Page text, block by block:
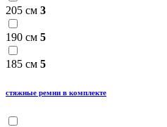
205 см 3
190 см 5
185 см 5
стяжные ремни в комплекте